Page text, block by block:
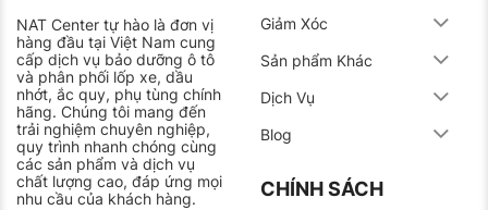
NAT Center tự hào là đơn vị
hàng đầu tại Việt Nam cung
cấp dịch vụ bảo dưỡng ô tô
và phân phối lốp xe, dầu
nhớt, ắc quy, phụ tùng chính
hãng. Chúng tôi mang đến
trải nghiệm chuyên nghiệp,
quy trình nhanh chóng cùng
các sản phẩm và dịch vụ
chất lượng cao, đáp ứng mọi
nhu cầu của khách hàng.
Giảm Xóc
Sản phẩm Khác
Dịch Vụ
Blog
CHÍNH SÁCH